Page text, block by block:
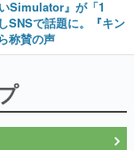
Simulator』が「1
SNSで話題に。『キン
称賛の声